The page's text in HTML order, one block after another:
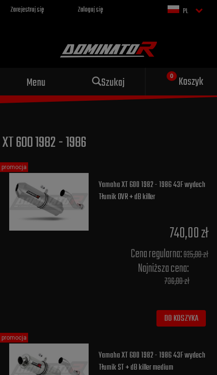
Zarejestruj się Zaloguj się PL
Menu Szukaj Koszyk
Sportowy wydech dla Twojego
XT 600 1982 - 1986
Yamaha XT 600 1982 - 1986 43F wydech
Tłumik OVR + dB killer
740,00 zł
Cena regularna:925,00 zł
Najniższa cena:
736,00 zł
DO KOSZYKA
promocja
Yamaha XT 600 1982 - 1986 43F wydech
Tłumik ST + dB killer medium
promocja